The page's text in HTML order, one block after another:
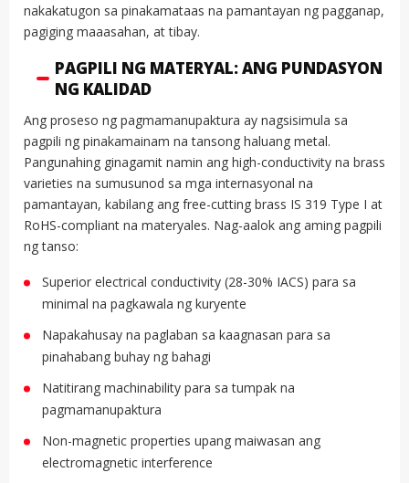
nakakatugon sa pinakamataas na pamantayan ng pagganap,
pagiging maaasahan, at tibay.
PAGPILI NG MATERYAL: ANG PUNDASYON
NG KALIDAD
Ang proseso ng pagmamanupaktura ay nagsisimula sa
pagpili ng pinakamainam na tansong haluang metal.
Pangunahing ginagamit namin ang high-conductivity na brass
varieties na sumusunod sa mga internasyonal na
pamantayan, kabilang ang free-cutting brass IS 319 Type I at
RoHS-compliant na materyales. Nag-aalok ang aming pagpili
ng tanso:
Superior electrical conductivity (28-30% IACS) para sa
minimal na pagkawala ng kuryente
Napakahusay na paglaban sa kaagnasan para sa
pinahabang buhay ng bahagi
Natitirang machinability para sa tumpak na
pagmamanupaktura
Non-magnetic properties upang maiwasan ang
electromagnetic interference